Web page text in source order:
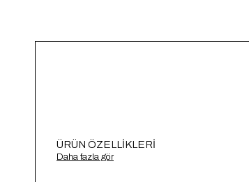
ÜRÜN ÖZELLIKLERI
Saç Örgülü Triko Atlet A91699-S
Daha fazla gör